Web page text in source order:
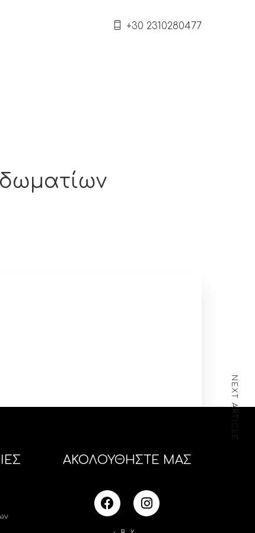
+30 2310280477
NEXT ARTICLE
ΑΚΟΛΟΥΘΗΣΤΕ ΜΑΣ